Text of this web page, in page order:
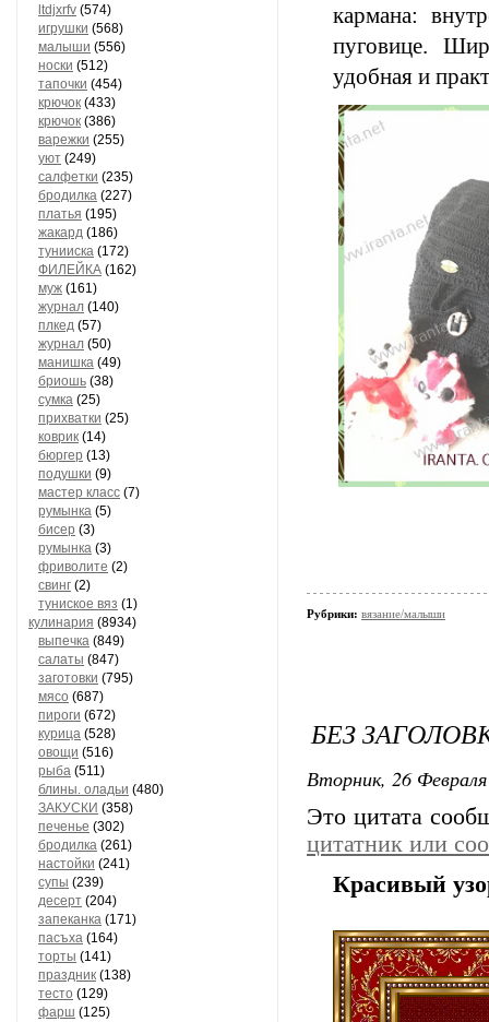
ltdjxrfv (574)
игрушки (568)
малыши (556)
носки (512)
тапочки (454)
крючок (433)
крючок (386)
варежки (255)
уют (249)
салфетки (235)
бродилка (227)
платья (195)
жакард (186)
тунииска (172)
ФИЛЕЙКА (162)
муж (161)
журнал (140)
плкед (57)
журнал (50)
манишка (49)
бриошь (38)
сумка (25)
прихватки (25)
коврик (14)
бюргер (13)
подушки (9)
мастер класс (7)
румынка (5)
бисер (3)
румынка (3)
фриволите (2)
свинг (2)
туниское вяз (1)
кулинария (8934)
выпечка (849)
салаты (847)
заготовки (795)
мясо (687)
пироги (672)
курица (528)
овощи (516)
рыба (511)
блины. оладьи (480)
ЗАКУСКИ (358)
печенье (302)
бродилка (261)
настойки (241)
супы (239)
десерт (204)
запеканка (171)
пасъха (164)
торты (141)
праздник (138)
тесто (129)
фарш (125)
кармана:
пуговице.
удобная и
Рубрики: вязание/малыши
БЕЗ
Вторник, 26
Это цитата
цитатник или
Красивый